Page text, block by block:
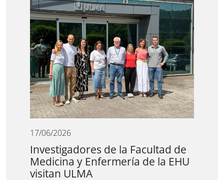
17/06/2026
Investigadores de la Facultad de
Medicina y Enfermería de la EHU
visitan ULMA